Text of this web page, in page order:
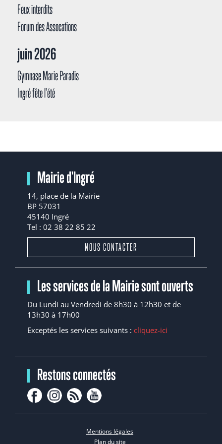
Feux interdits
Forum des Assocations
juin 2026
Gymnase Marie Paradis
Ingré fête l'été
Mairie d'Ingré
14, place de la Mairie
BP 57031
45140 Ingré
Tel : 02 38 22 85 22
NOUS CONTACTER
Les services de la Mairie sont ouverts
Du Lundi au Vendredi de 8h30 à 12h30 et de
13h30 à 17h00
Exceptés les services suivants : cliquez-ici
Restons connectés
Mentions légales
Plan du site